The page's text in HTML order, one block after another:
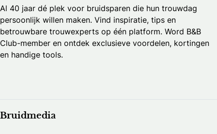
Al 40 jaar dé plek voor bruidsparen die hun trouwdag
persoonlijk willen maken. Vind inspiratie, tips en
betrouwbare trouwexperts op één platform. Word B&B
Club-member en ontdek exclusieve voordelen, kortingen
en handige tools.
Bruidmedia